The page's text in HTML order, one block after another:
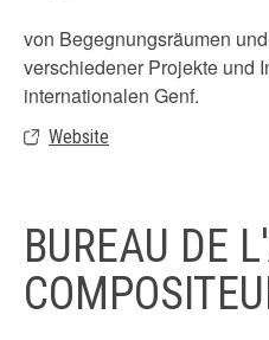
von Begegnungsräumen
verschiedener Projekte und
internationalen Genf.
Website
BUREAU DE